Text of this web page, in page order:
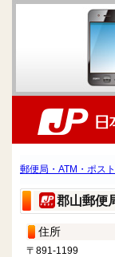
郵便局・ATM・ポス
郡山郵便
住所
〒891-1199